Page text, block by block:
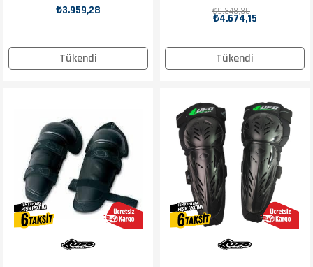
Tükendi
₺3.959,28
Tükendi
₺4.674,15
₺9.348,30